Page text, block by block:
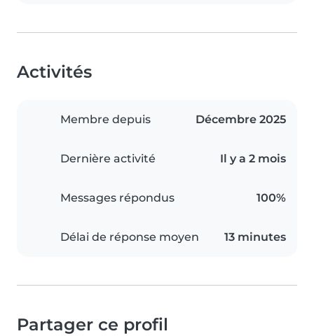
Activités
Membre depuis Décembre 2025
Dernière activité Il y a 2 mois
Messages répondus 100%
Délai de réponse moyen 13 minutes
Partager ce profil